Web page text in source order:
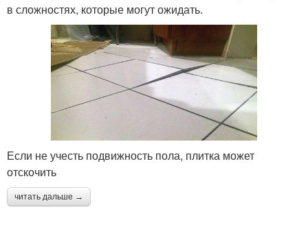
в сложностях, которые могут ожидать.
Если не учесть подвижность пола, плитка может
отскочить
читать дальше →